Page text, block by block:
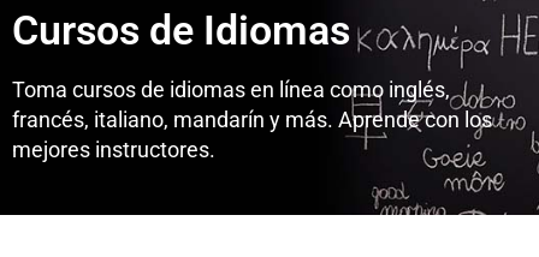
Cursos de Idiomas
Toma cursos de idiomas en línea como inglés,
francés, italiano, mandarín y más. Aprende con los
mejores instructores.